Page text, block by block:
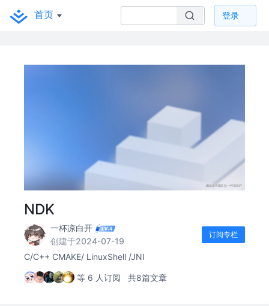
首页 登录
NDK
一杯凉白开
创建于2024-07-19
订阅专栏
C/C++ CMAKE/ LinuxShell /JNI
等 6 人订阅 共8篇文章